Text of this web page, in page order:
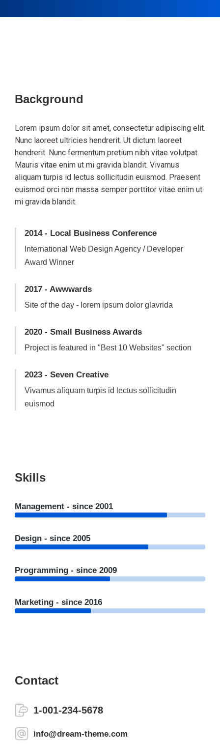
Background
Lorem ipsum dolor sit amet, consectetur adipiscing elit.
Nunc laoreet ultricies hendrerit. Ut dictum laoreet
hendrerit. Nunc fermentum pretium nibh vitae volutpat.
Mauris vitae enim ut mi gravida blandit. Vivamus
aliquam turpis id lectus sollicitudin euismod. Praesent
euismod orci non massa semper porttitor vitae enim ut
mi gravida blandit.
2014 - Local Business Conference
International Web Design Agency / Developer
Award Winner
2017 - Awwwards
Site of the day - lorem ipsum dolor glavrida
2020 - Small Business Awards
Project is featured in "Best 10 Websites" section
2023 - Seven Creative
Vivamus aliquam turpis id lectus sollicitudin
euismod
Skills
Management - since 2001
Design - since 2005
Programming - since 2009
Marketing - since 2016
Contact
1-001-234-5678
info@dream-theme.com